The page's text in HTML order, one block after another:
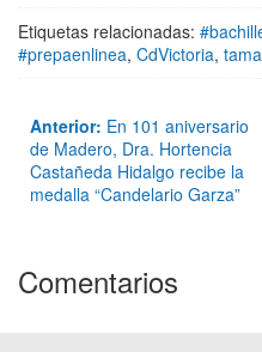
Etiquetas relacionadas:
#prepaenlinea, CdVictoria,
Anterior: En 101 aniversario
de Madero, Dra. Hortencia
Castañeda Hidalgo recibe la
medalla “Candelario Garza”
Comentarios